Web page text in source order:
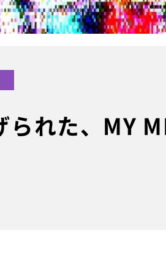
られた、MY